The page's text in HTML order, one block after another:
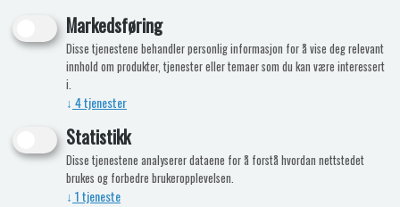
Ingen produkter funnet
NÅ KAN DU OGSÅ FÅ TOALETTKJEMI
HOS OSS!
Markedsføring
Disse tjenestene behandler personlig informasjon for å vise deg relevant
innhold om produkter, tjenester eller temaer som du kan være interessert
i.
↓ 4tjenester
Statistikk
Disse tjenestene analyserer dataene for å forstå hvordan nettstedet
brukes og forbedre brukeropplevelsen.
↓ 1tjeneste